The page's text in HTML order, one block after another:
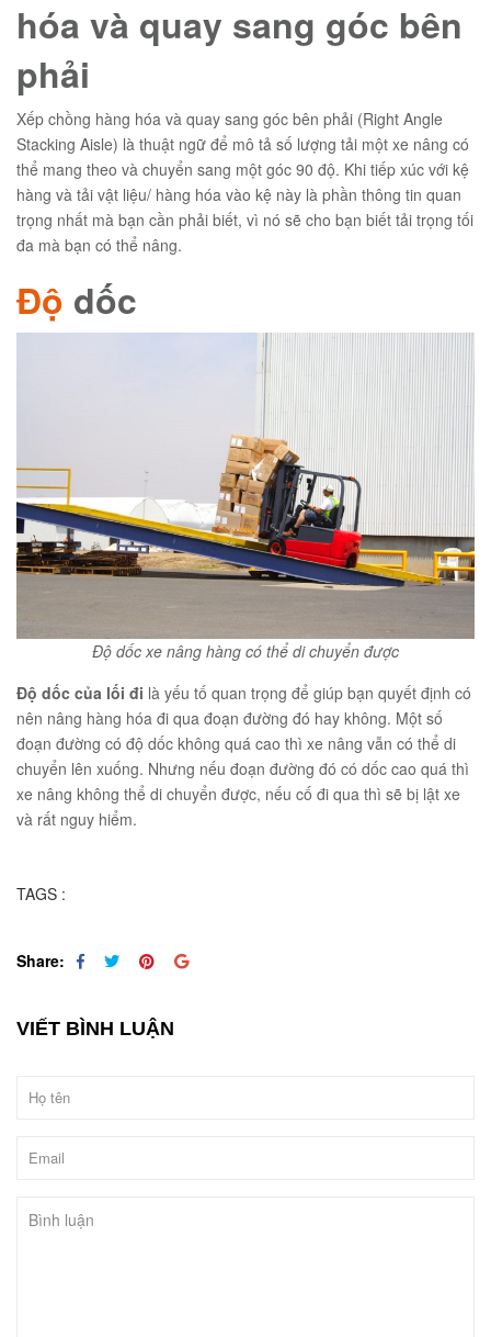
hóa và quay sang góc bên
phải
Xếp chồng hàng hóa và quay sang góc bên phải (Right Angle
Stacking Aisle) là thuật ngữ để mô tả số lượng tải một xe nâng có
thể mang theo và chuyển sang một góc 90 độ. Khi tiếp xúc với kệ
hàng và tải vật liệu/ hàng hóa vào kệ này là phần thông tin quan
trọng nhất mà bạn cần phải biết, vì nó sẽ cho bạn biết tải trọng tối
đa mà bạn có thể nâng.
Độ dốc
Độ dốc xe nâng hàng có thể di chuyển được
Độ dốc của lối đi là yếu tố quan trọng để giúp bạn quyết định có
nên nâng hàng hóa đi qua đoạn đường đó hay không. Một số
đoạn đường có độ dốc không quá cao thì xe nâng vẫn có thể di
chuyển lên xuống. Nhưng nếu đoạn đường đó có dốc cao quá thì
xe nâng không thể di chuyển được, nếu cố đi qua thì sẽ bị lật xe
và rất nguy hiểm.
TAGS :
Share:
VIẾT BÌNH LUẬN